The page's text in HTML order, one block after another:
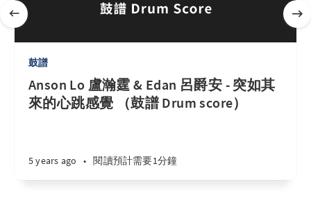
鼓譜
Anson Lo 盧瀚霆 & Edan 呂爵安 - 突如其
來的心跳感覺 （鼓譜 Drum score）
5 years ago • 閱讀預計需要1分鐘